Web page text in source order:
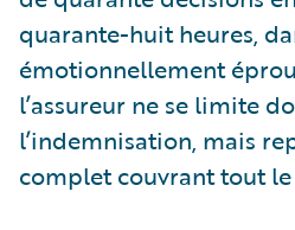
quarante-huit heures,
émotionnellement
l’assureur ne se limite
l’indemnisation, mais
complet couvrant tout